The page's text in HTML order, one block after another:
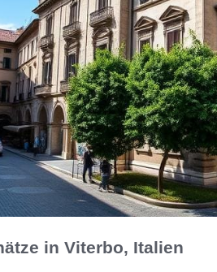
in Viterbo, Italien